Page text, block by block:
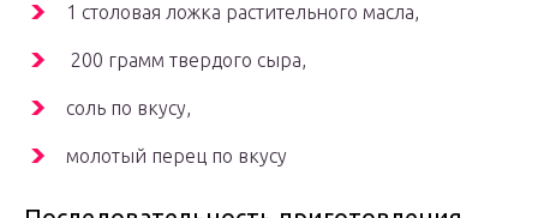
1 столовая ложка растительного масла,
200 грамм твердого сыра,
соль по вкусу,
молотый перец по вкусу